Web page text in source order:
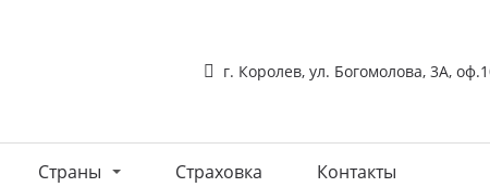
г. Королев, ул. Богомолова, 3А,
Страны Страховка Контакты